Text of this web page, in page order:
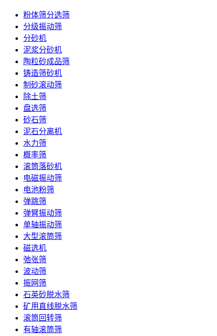
粉体筛分选筛
分级振动筛
分砂机
泥浆分砂机
陶粒砂成品筛
铸造筛砂机
制砂滚动筛
除土筛
盘选筛
砂石筛
泥石分离机
水力筛
概率筛
滚筒落砂机
电磁振动筛
电池粉筛
弹跳筛
弹臂振动筛
单轴振动筛
大型滚筒筛
磁选机
弛张筛
波动筛
振网筛
石英砂脱水筛
矿用直线脱水筛
滚筒回转筛
有轴滚筒筛